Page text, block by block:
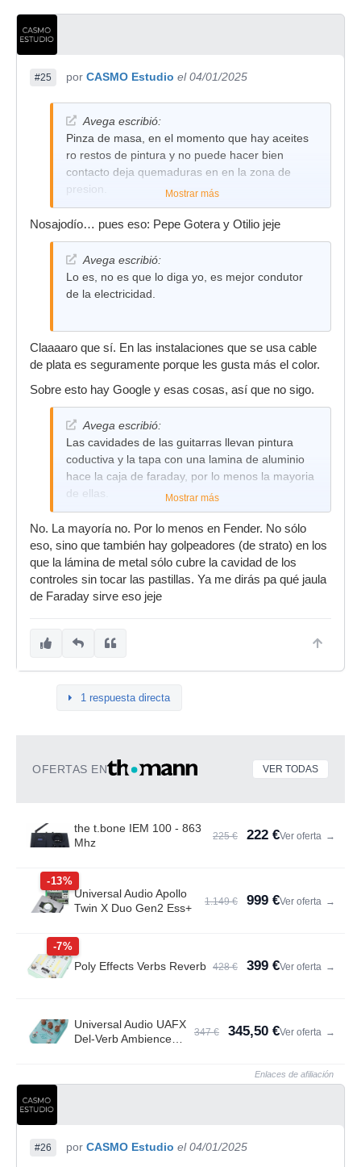
#25 por CASMO Estudio el 04/01/2025
Avega escribió:
Pinza de masa, en el momento que hay aceites
ro restos de pintura y no puede hacer bien
contacto deja quemaduras en en la zona de
presion.
Mostrar más
Nosajodío… pues eso: Pepe Gotera y Otilio jeje
Avega escribió:
Lo es, no es que lo diga yo, es mejor condutor
de la electricidad.
Claaaaro que sí. En las instalaciones que se usa cable
de plata es seguramente porque les gusta más el color.
Sobre esto hay Google y esas cosas, así que no sigo.
Avega escribió:
Las cavidades de las guitarras llevan pintura
coductiva y la tapa con una lamina de aluminio
hace la caja de faraday, por lo menos la mayoria
de ellas.
Mostrar más
No. La mayoría no. Por lo menos en Fender. No sólo
eso, sino que también hay golpeadores (de strato) en los
que la lámina de metal sólo cubre la cavidad de los
controles sin tocar las pastillas. Ya me dirás pa qué jaula
de Faraday sirve eso jeje
1 respuesta directa
OFERTAS EN VER TODAS
the t.bone IEM 100 - 863
Mhz
225 € 222 €Ver oferta →
-13%
Universal Audio Apollo
Twin X Duo Gen2 Ess+
1.149 € 999 €Ver oferta →
-7%
Poly Effects Verbs Reverb 428 € 399 €Ver oferta →
Universal Audio UAFX
Del-Verb Ambience
347 € 345,50 €Ver oferta →
Enlaces de afiliación
#26 por CASMO Estudio el 04/01/2025